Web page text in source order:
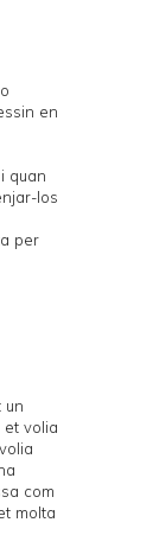
en
quan
los
per
un
et volia
com
molta